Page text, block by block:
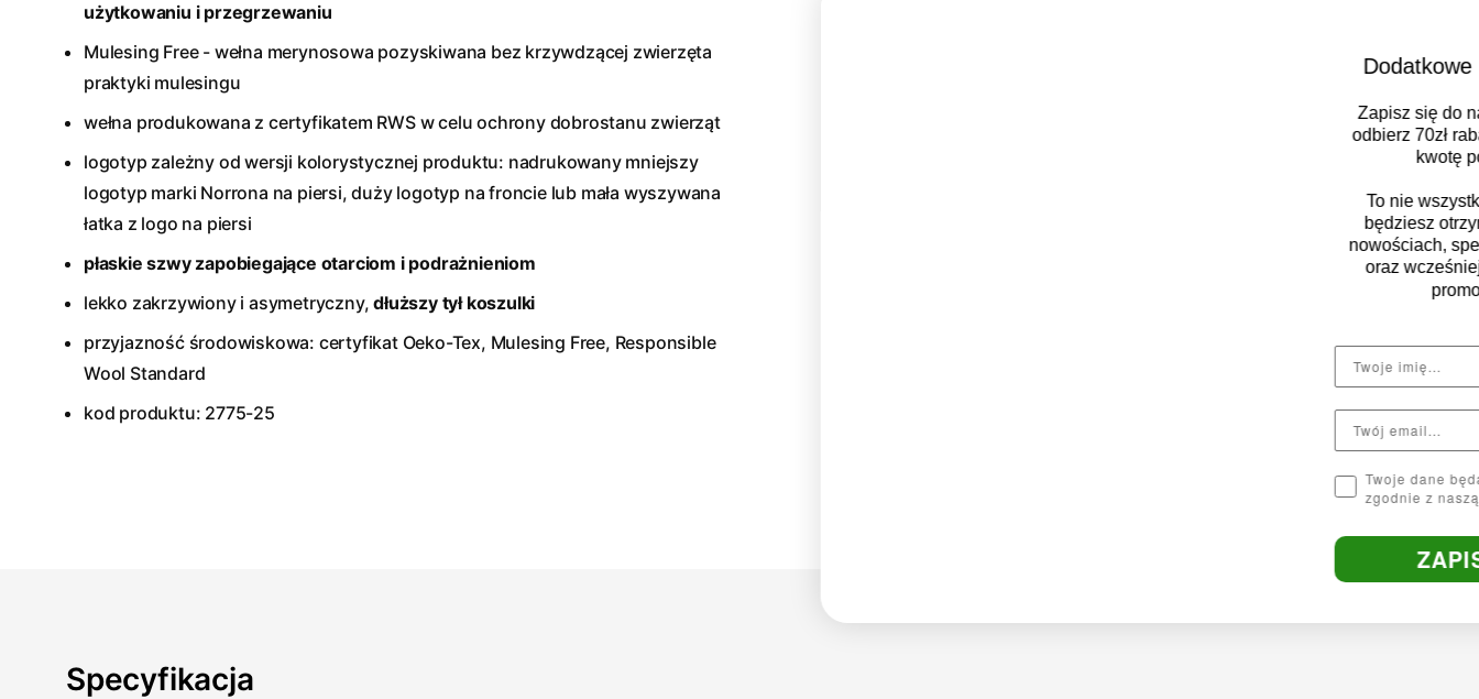
użytkowaniu i przegrzewaniu
Mulesing Free - wełna merynosowa pozyskiwana bez krzywdzącej zwierzęta
praktyki mulesingu
wełna produkowana z certyfikatem RWS w celu ochrony dobrostanu zwierząt
logotyp zależny od wersji kolorystycznej produktu: nadrukowany mniejszy
logotyp marki Norrona na piersi, duży logotyp na froncie lub mała wyszywana
łatka z logo na piersi
płaskie szwy zapobiegające otarciom i podrażnieniom
lekko zakrzywiony i asymetryczny,dłuższy tył koszulki
przyjazność środowiskowa: certyfikat Oeko-Tex, Mulesing Free, Responsible
Wool Standard
kod produktu: 2775-25
Specyfikacja
Dodatkowe 70zł na zakupy!
Zapisz się do naszego newslettera i
przy zakupach na
To nie wszystko – dzięki zapisowi
będziesz otrzymywać informacje o
nowościach, specjalne kody rabatowe
oraz wcześniejszy dostęp do akcji
Twoje dane będą przetwarzane
zgodnie z naszą Polityką prywatności.